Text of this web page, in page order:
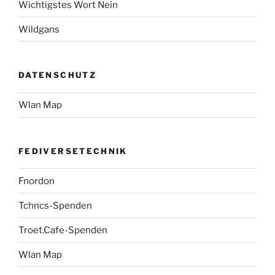
Wichtigstes Wort Nein
Wildgans
DATENSCHUTZ
Wlan Map
FEDIVERSETECHNIK
Fnordon
Tchncs-Spenden
Troet.Cafe-Spenden
Wlan Map